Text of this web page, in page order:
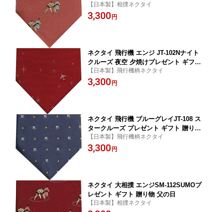
【日本製】相撲ネクタイ
3,300 円
ネクタイ 飛行機 エンジ JT-102Nナイト
クルーズ 夜空 夕焼けプレゼント ギフト
贈り物 父の日
【日本製】飛行機柄ネクタイ
3,300 円
ネクタイ 飛行機 ブルーグレイJT-108 ス
タークルーズ プレゼント ギフト 贈り物
父の日
【日本製】飛行機柄ネクタイ
3,300 円
ネクタイ 大相撲 エンジSM-112SUMOプ
レゼント ギフト 贈り物 父の日
【日本製】相撲ネクタイ